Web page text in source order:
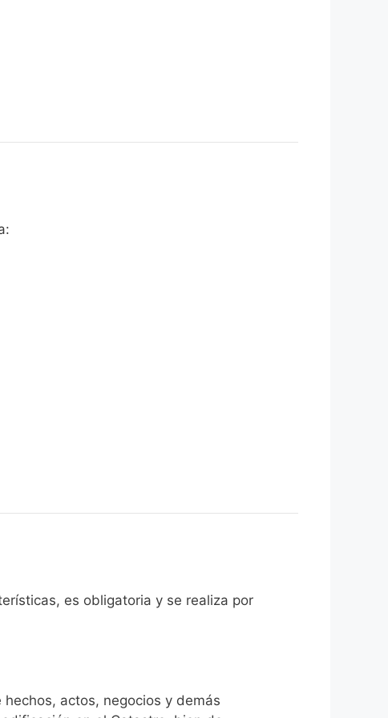
es obligatoria y se realiza por
actos, negocios y demás